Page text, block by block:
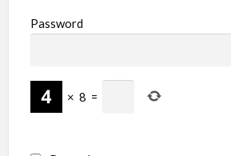
Password
× 8 =